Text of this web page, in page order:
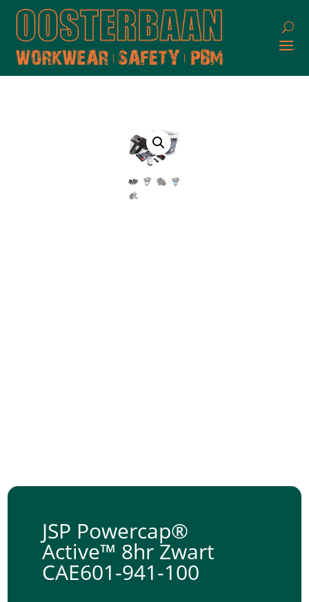
JSP Powercap®
Active™ 8hr Zwart
CAE601-941-100